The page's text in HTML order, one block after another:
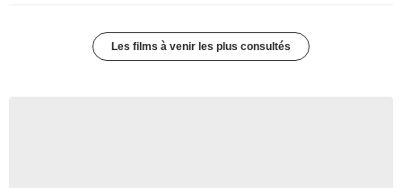
Les films à venir les plus consultés